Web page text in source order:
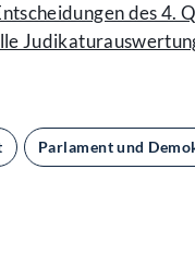
des 4.
Parlament und